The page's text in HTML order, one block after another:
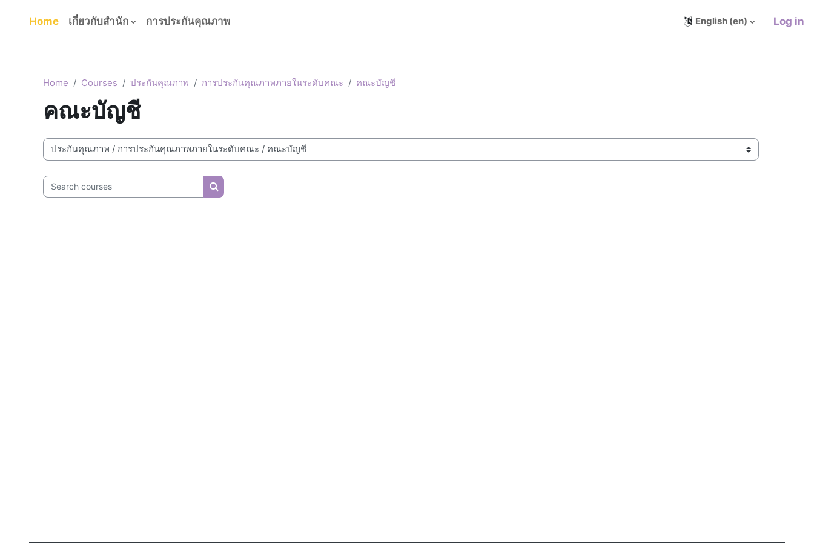
Home เกี่ยวกับสำนัก การประกันคุณภาพ English ‎(en)‎ Log in
Home Courses ประกันคุณภาพ การประกันคุณภาพภายในระดับคณะ คณะบัญชี
คณะบัญชี
Course categories
Search courses
Search courses